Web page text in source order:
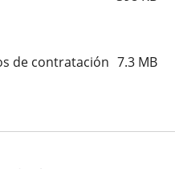
de contratación 7.3 MB